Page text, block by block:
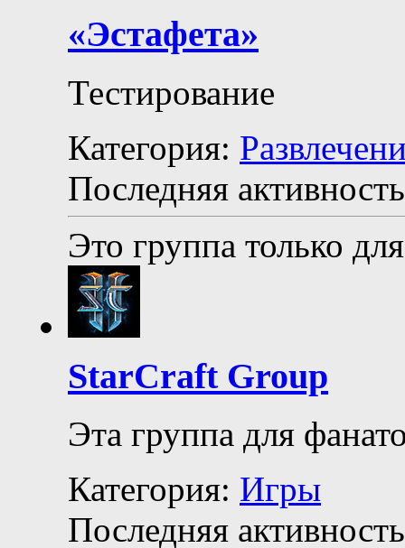
«Эстафета»
Тестирование
Категория:
Последняя
Это группа только
StarCraft Group
Эта группа для
Категория: Игры
Последняя